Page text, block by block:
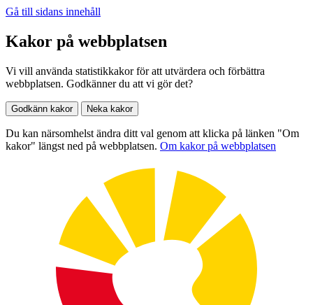
Gå till sidans innehåll
Kakor på webbplatsen
Vi vill använda statistikkakor för att utvärdera och förbättra
webbplatsen. Godkänner du att vi gör det?
Godkänn kakor Neka kakor
Du kan närsomhelst ändra ditt val genom att klicka på länken "Om
kakor" längst ned på webbplatsen. Om kakor på webbplatsen